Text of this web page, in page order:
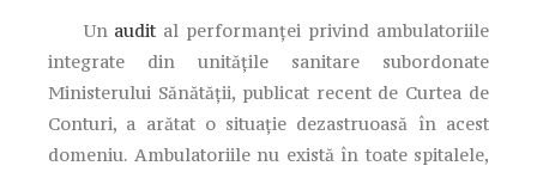
Un audit al performanței privind ambulatoriile
integrate din unitățile sanitare subordonate
Ministerului Sănătății, publicat recent de Curtea de
Conturi, a arătat o situație dezastruoasă în acest
domeniu. Ambulatoriile nu există în toate spitalele,